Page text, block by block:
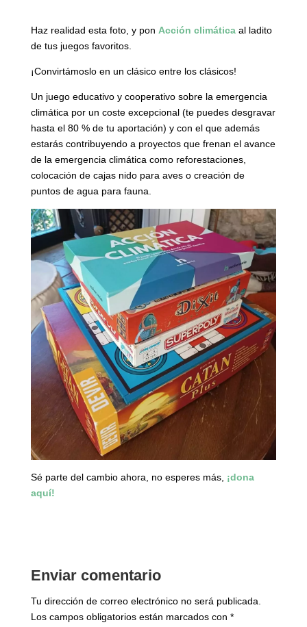
Haz realidad esta foto, y pon Acción climáticaal ladito
de tus juegos favoritos.
¡Convirtámoslo en un clásico entre los clásicos!
Un juego educativo y cooperativo sobre la emergencia
climática por un coste excepcional (te puedes desgravar
hasta el 80 % de tu aportación) y con el que además
estarás contribuyendo a proyectos que frenan el avance
de la emergencia climática como reforestaciones,
colocación de cajas nido para aves o creación de
puntos de agua para fauna.
Sé parte del cambio ahora, no esperes más, ¡dona
aquí!
Enviar comentario
Tu dirección de correo electrónico no será publicada.
Los campos obligatorios están marcados con *